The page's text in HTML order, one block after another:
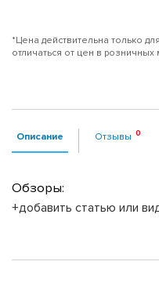
*Цена действительна только
отличаться от цен в розничных
Описание Отзывы
Обзоры:
+добавить статью или